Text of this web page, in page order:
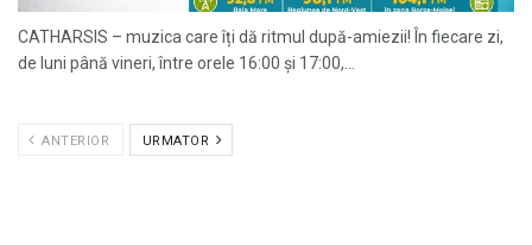
CATHARSIS – muzica care îți dă ritmul după-amiezii! În fiecare zi,
de luni până vineri, între orele 16:00 și 17:00,...
ANTERIOR URMATOR